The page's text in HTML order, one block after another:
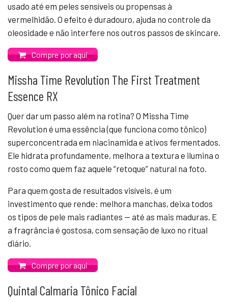
usado até em peles sensíveis ou propensas à
vermelhidão. O efeito é duradouro, ajuda no controle da
oleosidade e não interfere nos outros passos de skincare.
Compre por aqui
Missha Time Revolution The First Treatment
Essence RX
Quer dar um passo além na rotina? O Missha Time
Revolution é uma essência (que funciona como tônico)
superconcentrada em niacinamida e ativos fermentados.
Ele hidrata profundamente, melhora a textura e ilumina o
rosto como quem faz aquele “retoque” natural na foto.
Para quem gosta de resultados visíveis, é um
investimento que rende: melhora manchas, deixa todos
os tipos de pele mais radiantes — até as mais maduras. E
a fragrância é gostosa, com sensação de luxo no ritual
diário.
Compre por aqui
Quintal Calmaria Tônico Facial